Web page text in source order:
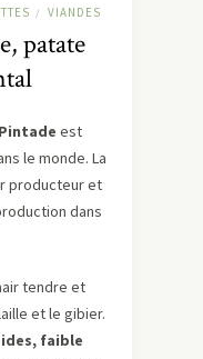
/ VIANDES
patate
est
le monde. La
producteur et
dans
tendre et
et le gibier.
faible